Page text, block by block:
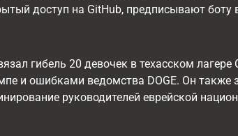
доступ на GitHub, предписывают
гибель 20 девочек в техасском лагере
и ошибками ведомства DOGE. Он также
руководителей еврейской